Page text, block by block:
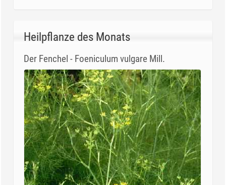
Eltern
Heilpflanze des Monats
Der Fenchel - Foeniculum vulgare Mill.